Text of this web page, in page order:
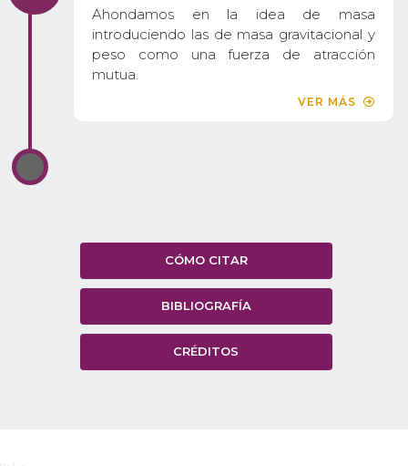
Ahondamos en la idea de masa
introduciendo las de masa gravitacional y
peso como una fuerza de atracción
mutua.
VER MÁS
CÓMO CITAR
BIBLIOGRAFÍA
CRÉDITOS